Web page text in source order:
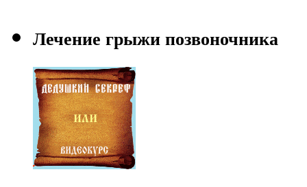
Лечение грыжи позвоночника